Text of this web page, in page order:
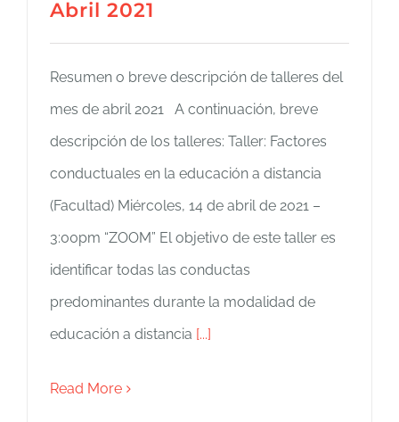
Abril 2021
Resumen o breve descripción de talleres del
mes de abril 2021 A continuación, breve
descripción de los talleres: Taller: Factores
conductuales en la educación a distancia
(Facultad) Miércoles, 14 de abril de 2021 –
3:00pm “ZOOM” El objetivo de este taller es
identificar todas las conductas
predominantes durante la modalidad de
educación a distancia [...]
Read More